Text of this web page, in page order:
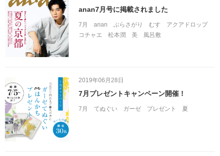
anan7月号に掲載されました
7月 anan ぶらさがり むす
アクアドロップ
コチャエ
松本潤 美 風呂敷
2019年06月28日
7月プレゼントキャンペーン開催！
7月 てぬぐい ガーゼ プレゼント 夏
メディア情報
その他
収納にもなるバッグ
一番人気「花包み」
簡単「バッグアレンジ」
アウトドア
雨の日
旅行
防災
結婚
出産